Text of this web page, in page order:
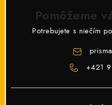
Pomôžeme
Potrebujete s niečím
prisma
+421